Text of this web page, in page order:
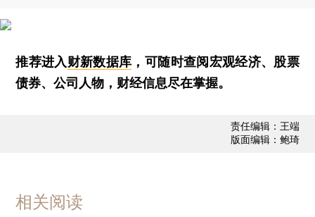
推荐进入财新数据库 ，可随时查阅宏观经济、股票
债券、公司人物，财经信息尽在掌握。
责任编辑：王端
版面编辑：鲍琦
相关阅读